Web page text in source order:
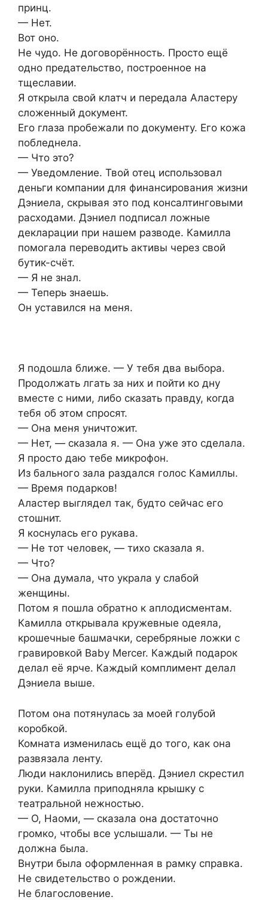
принц.
— Нет.
Вот оно.
Не чудо. Не договорённость. Просто ещё
одно предательство, построенное на
тщеславии.
Я открыла свой клатч и передала Аластеру
сложенный документ.
Его глаза пробежали по документу. Его кожа
побледнела.
— Что это?
— Уведомление. Твой отец использовал
деньги компании для финансирования жизни
Дэниела, скрывая это под консалтинговыми
расходами. Дэниел подписал ложные
декларации при нашем разводе. Камилла
помогала переводить активы через свой
бутик-счёт.
— Я не знал.
— Теперь знаешь.
Он уставился на меня.
Я подошла ближе. — У тебя два выбора.
Продолжать лгать за них и пойти ко дну
вместе с ними, либо сказать правду, когда
тебя об этом спросят.
— Она меня уничтожит.
— Нет, — сказала я. — Она уже это сделала.
Я просто даю тебе микрофон.
Из бального зала раздался голос Камиллы.
— Время подарков!
Аластер выглядел так, будто сейчас его
стошнит.
Я коснулась его рукава.
— Не тот человек, — тихо сказала я.
— Что?
— Она думала, что украла у слабой
женщины.
Потом я пошла обратно к аплодисментам.
Камилла открывала кружевные одеяла,
крошечные башмачки, серебряные ложки с
гравировкой Baby Mercer. Каждый подарок
делал её ярче. Каждый комплимент делал
Дэниела выше.
Потом она потянулась за моей голубой
коробкой.
Комната изменилась ещё до того, как она
развязала ленту.
Люди наклонились вперёд. Дэниел скрестил
руки. Камилла приподняла крышку с
театральной нежностью.
— О, Наоми, — сказала она достаточно
громко, чтобы все услышали. — Ты не
должна была.
Внутри была оформленная в рамку справка.
Не свидетельство о рождении.
Не благословение.